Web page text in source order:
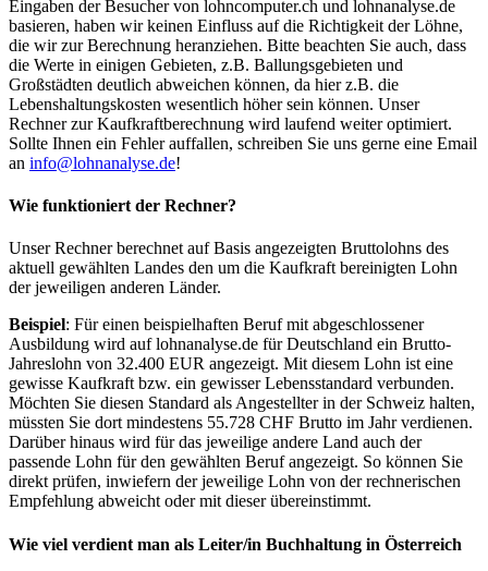
Eingaben der Besucher von lohncomputer.ch und lohnanalyse.de
basieren, haben wir keinen Einfluss auf die Richtigkeit der Löhne,
die wir zur Berechnung heranziehen. Bitte beachten Sie auch, dass
die Werte in einigen Gebieten, z.B. Ballungsgebieten und
Großstädten deutlich abweichen können, da hier z.B. die
Lebenshaltungskosten wesentlich höher sein können. Unser
Rechner zur Kaufkraftberechnung wird laufend weiter optimiert.
Sollte Ihnen ein Fehler auffallen, schreiben Sie uns gerne eine Email
an info@lohnanalyse.de!
Wie funktioniert der Rechner?
Unser Rechner berechnet auf Basis angezeigten Bruttolohns des
aktuell gewählten Landes den um die Kaufkraft bereinigten Lohn
der jeweiligen anderen Länder.
Beispiel: Für einen beispielhaften Beruf mit abgeschlossener
Ausbildung wird auf lohnanalyse.de für Deutschland ein Brutto-
Jahreslohn von 32.400 EUR angezeigt. Mit diesem Lohn ist eine
gewisse Kaufkraft bzw. ein gewisser Lebensstandard verbunden.
Möchten Sie diesen Standard als Angestellter in der Schweiz halten,
müssten Sie dort mindestens 55.728 CHF Brutto im Jahr verdienen.
Darüber hinaus wird für das jeweilige andere Land auch der
passende Lohn für den gewählten Beruf angezeigt. So können Sie
direkt prüfen, inwiefern der jeweilige Lohn von der rechnerischen
Empfehlung abweicht oder mit dieser übereinstimmt.
Wie viel verdient man als Leiter/in Buchhaltung in Österreich